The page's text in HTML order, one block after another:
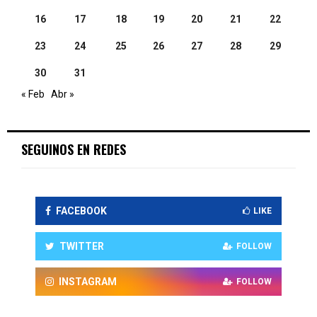
16 17 18 19 20 21 22
23 24 25 26 27 28 29
30
31
« Feb
Abr »
SEGUINOS EN REDES
FACEBOOK LIKE
TWITTER FOLLOW
INSTAGRAM FOLLOW